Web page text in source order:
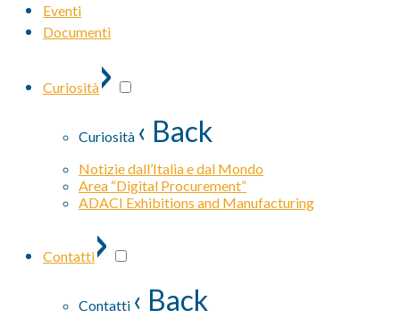
Eventi
Documenti
Curiosità›
Curiosità ‹ Back
Notizie dall’Italia e dal Mondo
Area “Digital Procurement”
ADACI Exhibitions and Manufacturing
Contatti›
Contatti ‹ Back